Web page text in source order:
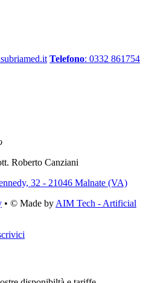
Telefono: 0332 861754
Roberto Canziani
32 - 21046 Malnate (VA)
• © Made byAIM Tech - Artificial